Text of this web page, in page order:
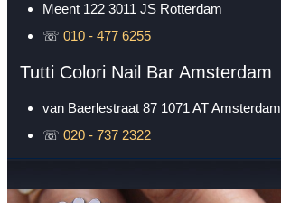
Meent 122 3011 JS Rotterdam
☏010 - 477 6255
Tutti Colori Nail Bar Amsterdam
van Baerlestraat 87 1071 ATAmsterdam
☏020 - 737 2322